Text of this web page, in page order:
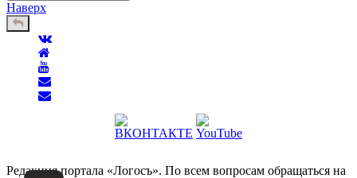
Наверх
Редакция портала «Логосъ». По всем вопросам обращаться на